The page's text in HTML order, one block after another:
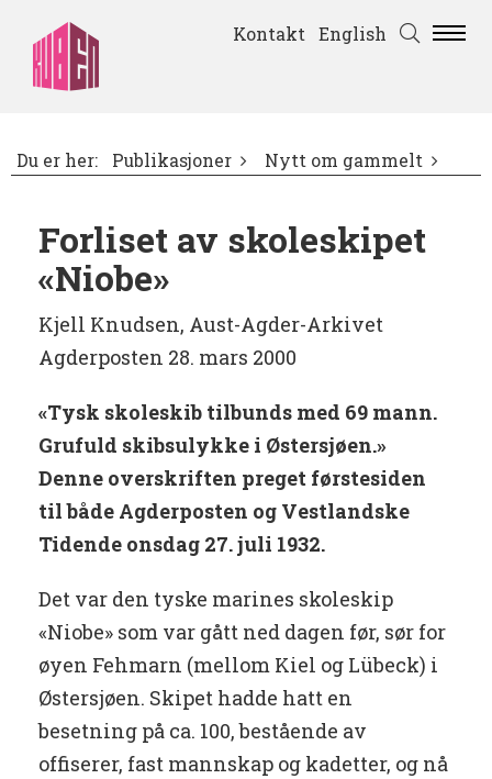
Kontakt English
Du er her: Publikasjoner Nytt om gammelt
Forliset av skoleskipet
«Niobe»
Kjell Knudsen, Aust-Agder-Arkivet
Agderposten 28. mars 2000
«Tysk skoleskib tilbunds med 69 mann.
Grufuld skibsulykke i Østersjøen.»
Denne overskriften preget førstesiden
til både Agderposten og Vestlandske
Tidende onsdag 27. juli 1932.
Det var den tyske marines skoleskip
«Niobe» som var gått ned dagen før, sør for
øyen Fehmarn (mellom Kiel og Lübeck) i
Østersjøen. Skipet hadde hatt en
besetning på ca. 100, bestående av
offiserer, fast mannskap og kadetter, og nå